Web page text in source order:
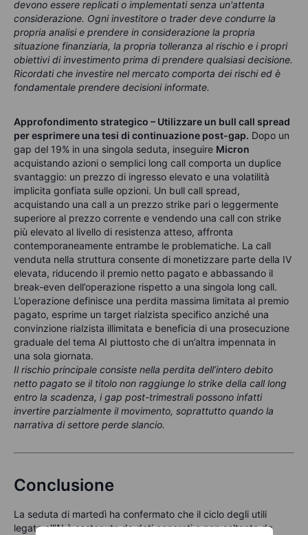
devono essere replicati o implementati senza un'attenta
considerazione. Ogni investitore o trader deve condurre la
propria analisi e prendere in considerazione la propria
situazione finanziaria, la propria tolleranza al rischio e i propri
obiettivi di investimento prima di prendere qualsiasi decisione.
Ricordati che investire nel mercato comporta dei rischi ed è
fondamentale prendere decisioni informate.
Approfondimento strategico – Utilizzare un bull call spread
per esprimere una tesi di continuazione post-gap. Dopo un
gap del 19% in una singola seduta, inseguire Micron
acquistando azioni o semplici long call comporta un duplice
svantaggio: un prezzo di ingresso elevato e una volatilità
implicita gonfiata sulle opzioni. Un bull call spread,
acquistando una call a un prezzo strike pari o leggermente
superiore al prezzo corrente e vendendo una call con strike
più elevato al livello di resistenza atteso, affronta
contemporaneamente entrambe le problematiche. La call
venduta nella struttura consente di monetizzare parte della IV
elevata, riducendo il premio netto pagato e abbassando il
break-even dell’operazione rispetto a una singola long call.
L’operazione definisce una perdita massima limitata al premio
pagato, esprime un target rialzista specifico anziché una
convinzione rialzista illimitata e beneficia di una prosecuzione
graduale del tema AI piuttosto che di un’altra impennata in
una sola giornata.
Il rischio principale consiste nella perdita dell’intero debito
netto pagato se il titolo non raggiunge lo strike della call long
entro la scadenza, i gap post-trimestrali possono infatti
invertire parzialmente il movimento, soprattutto quando la
narrativa di settore perde slancio.
Conclusione
La seduta di martedì ha confermato che il ciclo degli utili
legato all’AI è sostenuto da dati concreti e non soltanto da